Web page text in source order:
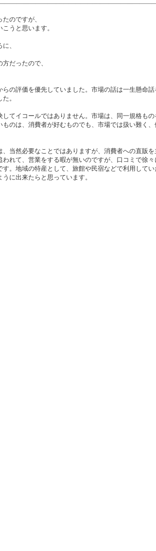
のですが、
うと思います。
、
だったので、
の評価を優先していました。市場の話は一生懸命話
。
てイコールではありません。市場は、同一規格も
のは、消費者が好むものでも、市場では扱い難く、
当然必要なことではありますが、消費者への直販
れて、営業をする暇が無いのですが、口コミで徐
。地域の特産として、旅館や民宿などで利用して
に出来たらと思っています。